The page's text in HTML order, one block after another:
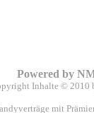
Powered by
Inhalte © 2010
mit